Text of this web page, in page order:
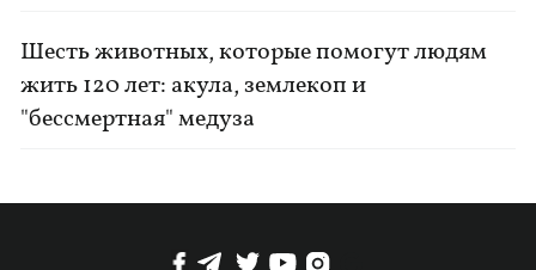
Шесть животных, которые помогут людям
жить 120 лет: акула, землекоп и
"бессмертная" медуза